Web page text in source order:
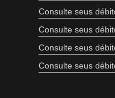
Consulte seus
Consulte seus
Consulte seus
Consulte seus